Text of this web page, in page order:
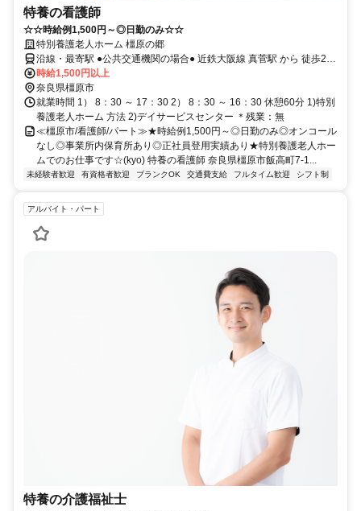
特養の看護師
☆☆時給例1,500円～◎日勤のみ☆☆
特別養護老人ホーム 橿原の郷
沿線・最寄駅 ●公共交通機関の場合● 近鉄大阪線 真菅駅 から 徒歩20
分
時給1,500円以上
奈良県橿原市
就業時間 1） 8：30 ～ 17：30 2） 8：30 ～ 16：30 休憩60分 1)特別
養護老人ホーム 方法 2)デイサービスセンター ＊残業：無
≪橿原市/看護師/パート≫★時給例1,500円～◎日勤のみ◎オンコール
なし◎事業所内保育所あり◎正社員登用実績あり★特別養護老人ホー
ムでのお仕事です☆(kyo) 特養の看護師 奈良県橿原市飯高町7-1...
未経験者歓迎 有資格者歓迎 ブランクOK 交通費支給 フルタイム歓迎 シフト制
アルバイト・パート
特養の介護福祉士